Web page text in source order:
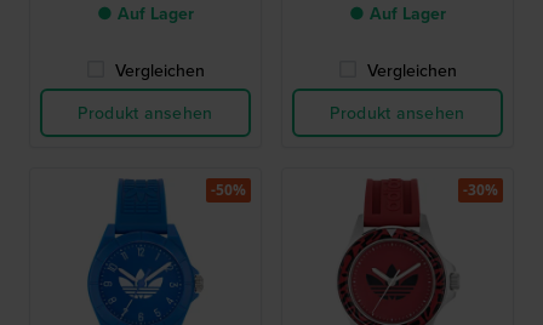
● Auf Lager
Vergleichen
Produkt ansehen
● Auf Lager
Vergleichen
Produkt ansehen
-50% -30%